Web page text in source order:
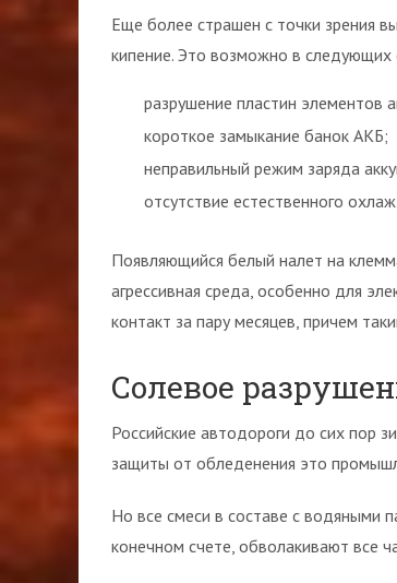
Еще более страшен с точки зрения
кипение. Это возможно в следующих
разрушение пластин элементов
короткое замыкание банок АКБ;
неправильный режим заряда
отсутствие естественного
Появляющийся белый налет на
агрессивная среда, особенно для
контакт за пару месяцев, причем
Солевое
Российские автодороги до сих пор
защиты от обледенения это
Но все смеси в составе с водяными
конечном счете, обволакивают все